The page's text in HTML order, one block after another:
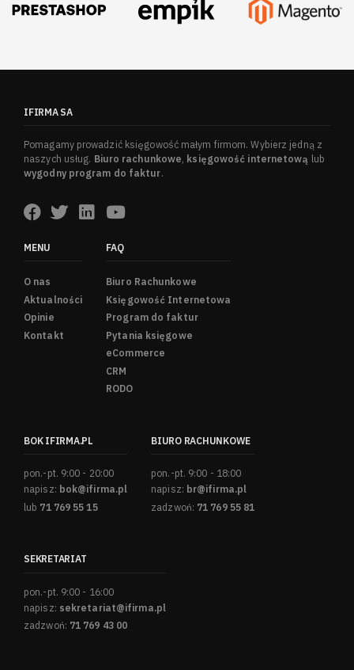
IFIRMA SA
Pomagamy prowadzić księgowość małym firmom. Wybierz jedną z
naszych usług. Biuro rachunkowe, księgowość internetową lub
wygodny program do faktur.
MENU
O nas
Aktualności
Opinie
Kontakt
FAQ
Biuro Rachunkowe
Księgowość Internetowa
Program do faktur
Pytania księgowe
eCommerce
CRM
RODO
BOK IFIRMA.PL
pon.-pt. 9:00 - 20:00
napisz: bok@ifirma.pl
lub 71 769 55 15
BIURO RACHUNKOWE
pon.-pt. 9:00 - 18:00
napisz: br@ifirma.pl
zadzwoń: 71 769 55 81
SEKRETARIAT
pon.-pt. 9:00 - 16:00
napisz: sekretariat@ifirma.pl
zadzwoń: 71 769 43 00